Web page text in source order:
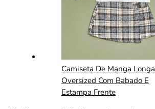
Camiseta De Manga Longa
Oversized Com Babado E
Estampa Frente